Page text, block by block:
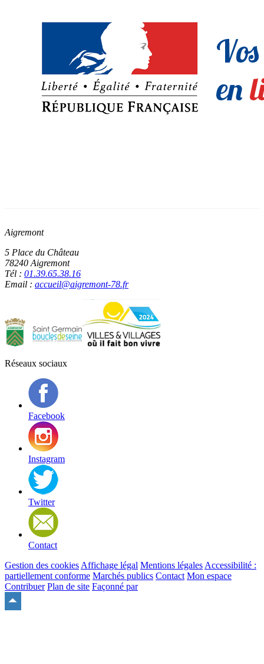
Aigremont
5 Place du Château
78240 Aigremont
Tél : 01.39.65.38.16
Email : accueil@aigremont-78.fr
Réseaux sociaux
Facebook
Instagram
Twitter
Contact
Gestion des cookies Affichage légal Mentions légales Accessibilité :
partiellement conforme Marchés publics Contact Mon espace
Contribuer Plan de site Façonné par